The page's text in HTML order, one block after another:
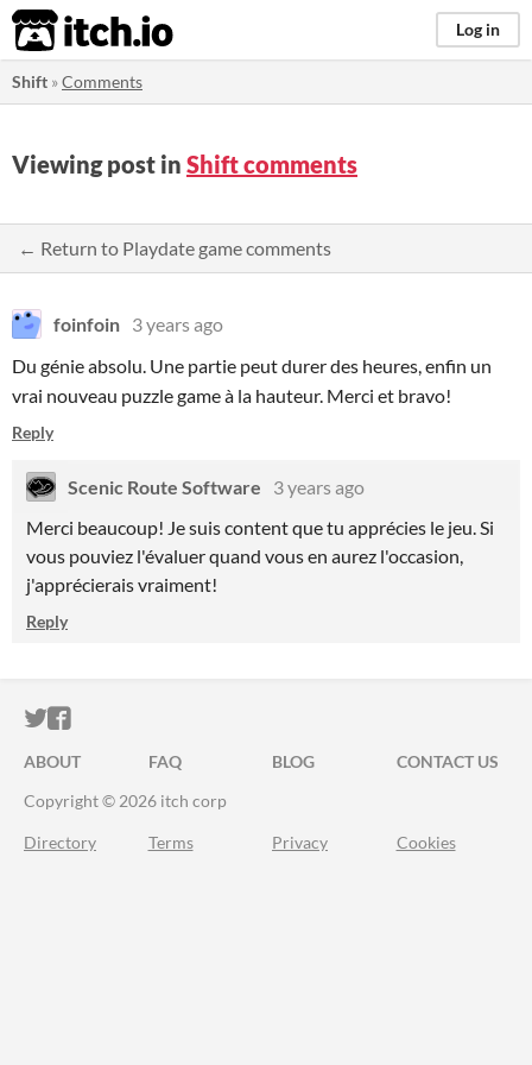
itch.io Log in
Shift »Comments
Viewing post in Shift comments
← Return to Playdate game comments
foinfoin 3 years ago
Du génie absolu. Une partie peut durer des heures, enfin un
vrai nouveau puzzle game à la hauteur. Merci et bravo!
Reply
Scenic Route Software
3 years ago
Merci beaucoup! Je suis content que tu apprécies le jeu. Si
vous pouviez l'évaluer quand vous en aurez l'occasion,
j'apprécierais vraiment!
Reply
ITCH.IO ON TWITTER
ITCH.IO ON FACEBOOK
ABOUT FAQ BLOG
CONTACT US
Copyright © 2026 itch corp
Directory Terms Privacy Cookies